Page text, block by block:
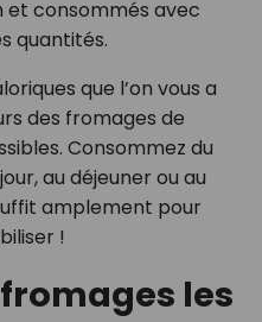
et consommés avec
quantités.
que l’on vous a
des fromages de
Consommez du
au déjeuner ou au
amplement pour
!
les